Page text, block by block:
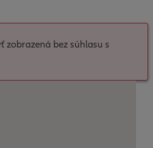
zobrazená bez súhlasu s